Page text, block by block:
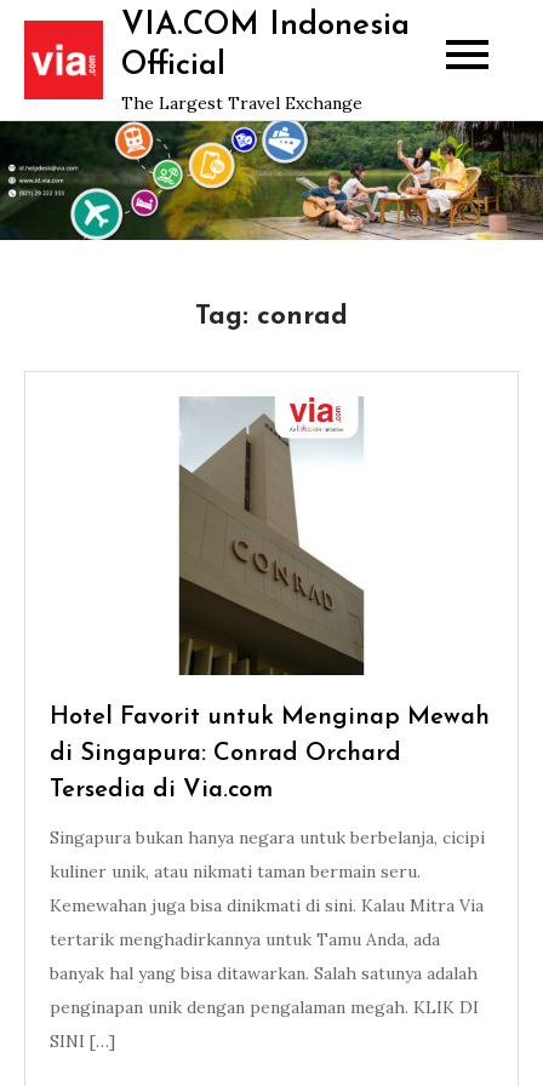
Skip
content
VIA.COM Indonesia
Official
The Largest Travel Exchange
Tag: conrad
Hotel Favorit untuk Menginap Mewah
di Singapura: Conrad Orchard
Tersedia di Via.com
Singapura bukan hanya negara untuk berbelanja, cicipi
kuliner unik, atau nikmati taman bermain seru.
Kemewahan juga bisa dinikmati di sini. Kalau Mitra Via
tertarik menghadirkannya untuk Tamu Anda, ada
banyak hal yang bisa ditawarkan. Salah satunya adalah
penginapan unik dengan pengalaman megah. KLIK DI
SINI […]